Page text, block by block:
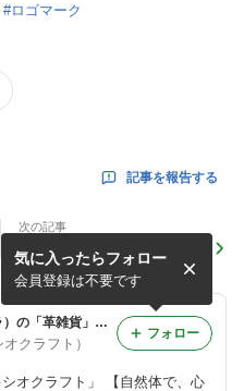
#ロゴマーク
記事を報告する
次の記事
■2025年手縫い革工房オキシ
オクラフトは15年目に突
入！
OXIO－CRAFT（オキクラ）の「革雑貨」制作日記
クラフト）
オクラフト」 【自然体で、心
気に入ったらフォロー
会員登録は不要です
フォロー